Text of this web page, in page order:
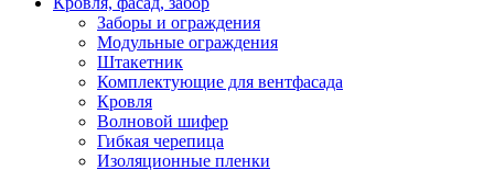
Заборы и ограждения
Модульные ограждения
Штакетник
Комплектующие для вентфасада
Кровля
Волновой шифер
Гибкая черепица
Изоляционные пленки